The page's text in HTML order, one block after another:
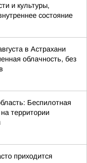
и культуры,
состояние
в Астрахани
облачность, без
Беспилотная
территории
приходится